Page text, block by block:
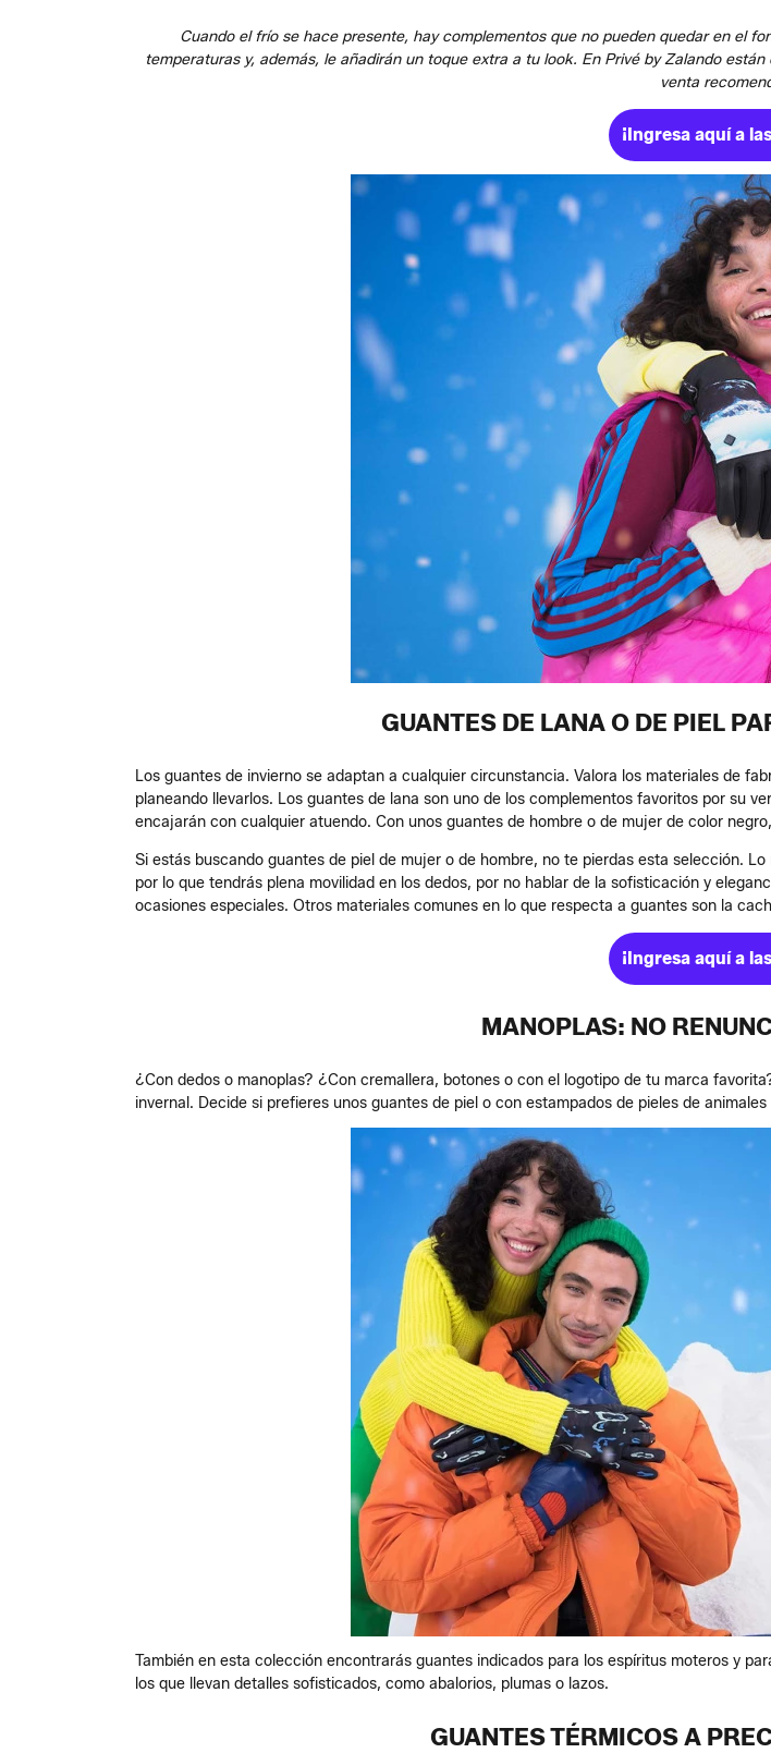
Cuando el frío se hace presente, hay complementos que no pueden quedar en el
temperaturas y, además, le añadirán un toque extra a tu look. En Privé by Zalando
venta
¡Ingresa aquí a
GUANTES DE LANA O DE PIEL
Los guantes de invierno se adaptan a cualquier circunstancia. Valora los materiales de
planeando llevarlos. Los guantes de lana son uno de los complementos favoritos por su
encajarán con cualquier atuendo. Con unos guantes de hombre o de mujer de color
Si estás buscando guantes de piel de mujer o de hombre, no te pierdas esta selección.
por lo que tendrás plena movilidad en los dedos, por no hablar de la sofisticación y
ocasiones especiales. Otros materiales comunes en lo que respecta a guantes son la
¡Ingresa aquí a
MANOPLAS: NO
¿Con dedos o manoplas? ¿Con cremallera, botones o con el logotipo de tu marca
invernal. Decide si prefieres unos guantes de piel o con estampados de pieles de
También en esta colección encontrarás guantes indicados para los espíritus moteros y
los que llevan detalles sofisticados, como abalorios, plumas o lazos.
GUANTES TÉRMICOS A